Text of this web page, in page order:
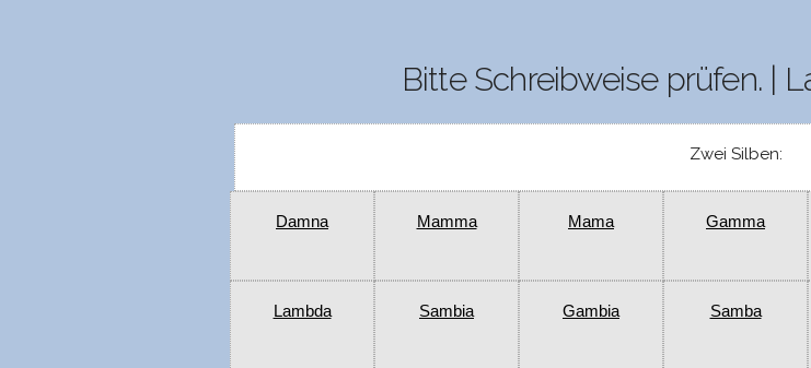
Bitte Schreibweise prüfen. |
Zwei Silben:
Damna Mamma Mama Gamma
Lambda Sambia Gambia Samba